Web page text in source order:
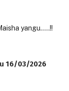
yangu…..!!
16/03/2026